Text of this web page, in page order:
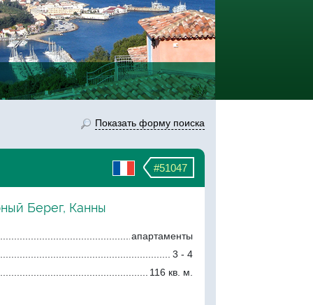
Показать форму поиска
#51047
Берег, Канны
апартаменты
3 - 4
116 кв. м.